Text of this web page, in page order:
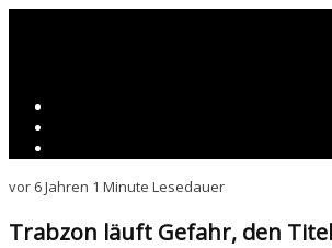
vor 6 Jahren 1 Minute Lesedauer
Trabzon läuft Gefahr, den